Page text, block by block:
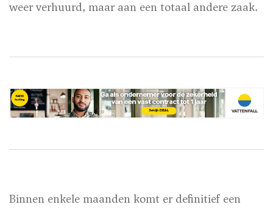
weer verhuurd, maar aan een totaal andere zaak.
Binnen enkele maanden komt er definitief een